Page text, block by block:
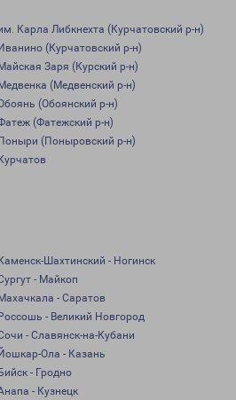
Карла Либкнехта (Курчатовский р-н)
(Курчатовский р-н)
Заря (Курский р-н)
(Медвенский р-н)
(Обоянский р-н)
(Фатежский р-н)
(Поныровский р-н)
Шахтинский - Ногинск
- Майкоп
- Саратов
- Великий Новгород
- Славянск-на-Кубани
Ола - Казань
- Гродно
- Кузнецк